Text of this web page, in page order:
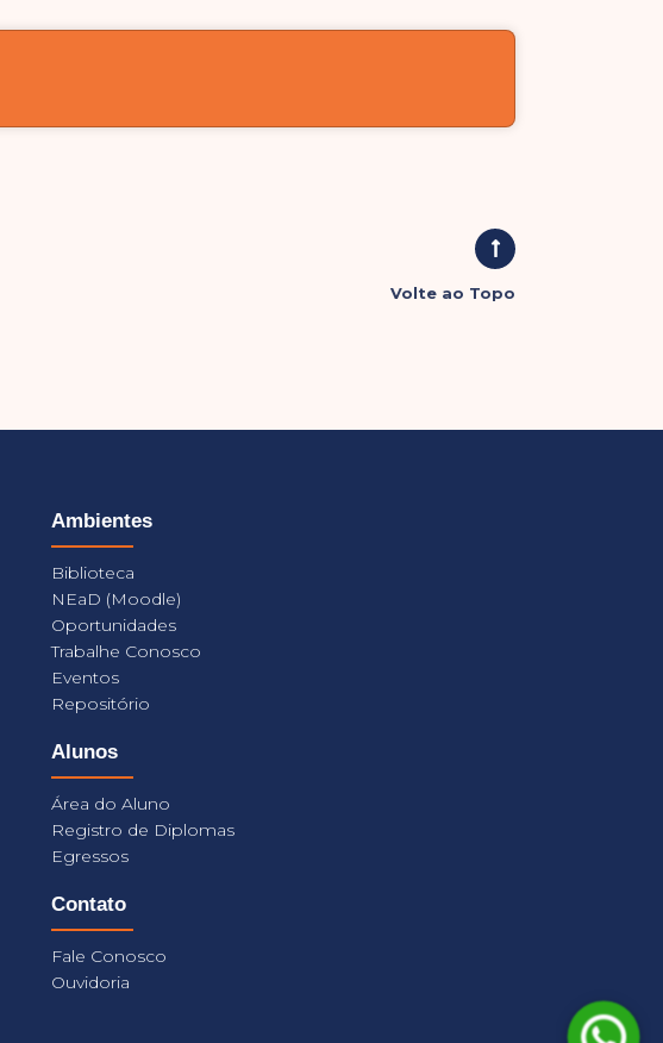
Volte ao Topo
Ambientes
Biblioteca
NEaD (Moodle)
Oportunidades
Trabalhe Conosco
Eventos
Repositório
Alunos
Área do Aluno
Registro de Diplomas
Egressos
Contato
Fale Conosco
Ouvidoria